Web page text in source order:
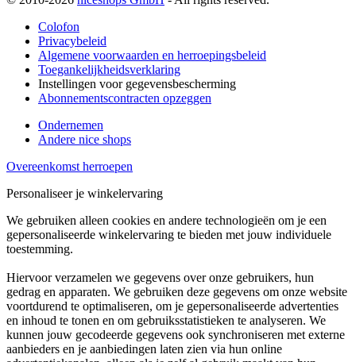
Colofon
Privacybeleid
Algemene voorwaarden en herroepingsbeleid
Toegankelijkheidsverklaring
Instellingen voor gegevensbescherming
Abonnementscontracten opzeggen
Ondernemen
Andere nice shops
Overeenkomst herroepen
Personaliseer je winkelervaring
We gebruiken alleen cookies en andere technologieën om je een
gepersonaliseerde winkelervaring te bieden met jouw individuele
toestemming.
Hiervoor verzamelen we gegevens over onze gebruikers, hun
gedrag en apparaten. We gebruiken deze gegevens om onze website
voortdurend te optimaliseren, om je gepersonaliseerde advertenties
en inhoud te tonen en om gebruiksstatistieken te analyseren. We
kunnen jouw gecodeerde gegevens ook synchroniseren met externe
aanbieders en je aanbiedingen laten zien via hun online